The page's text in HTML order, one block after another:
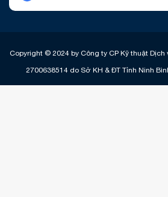
Copyright © 2024 by Công ty CP Kỹ thuật Dịch
2700638514 do Sở KH & ĐT Tỉnh Ninh